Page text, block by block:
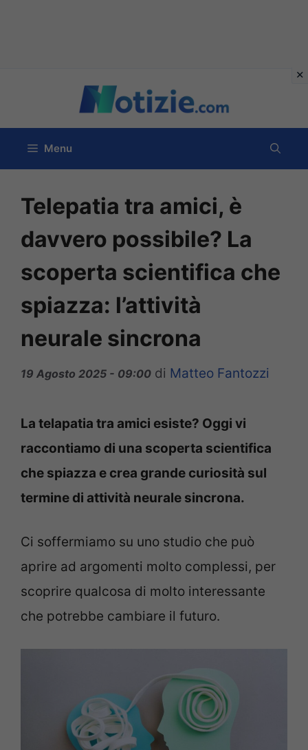
contenuto
Menu
Telepatia tra amici, è
davvero possibile? La
scoperta scientifica che
spiazza: l’attività
neurale sincrona
19 Agosto 2025 - 09:00 di Matteo Fantozzi
La telapatia tra amici esiste? Oggi vi
raccontiamo di una scoperta scientifica
che spiazza e crea grande curiosità sul
termine di attività neurale sincrona.
Ci soffermiamo su uno studio che può
aprire ad argomenti molto complessi, per
scoprire qualcosa di molto interessante
che potrebbe cambiare il futuro.